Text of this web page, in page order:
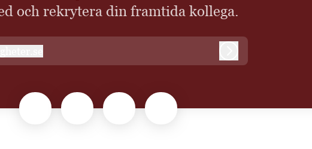
och rekrytera din framtida kollega.